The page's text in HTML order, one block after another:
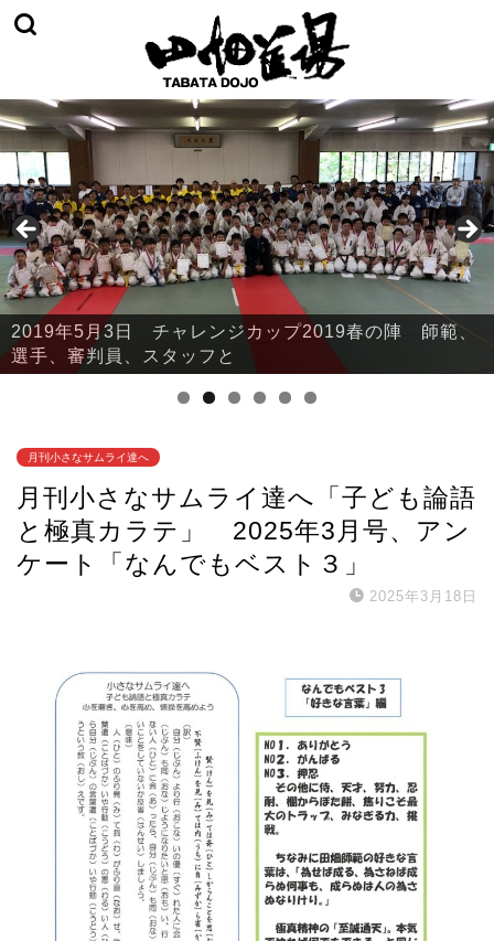
2019年5月3日 チャレンジカップ2019春の陣 師範、
選手、審判員、スタッフと
2019年5月3日 チャレンジカップ2019春の陣 本部・
鈴川
月刊小さなサムライ達へ
月刊小さなサムライ達へ「子ども論語
と極真カラテ」 2025年3月号、アン
ケート「なんでもベスト３」
2025年3月18日